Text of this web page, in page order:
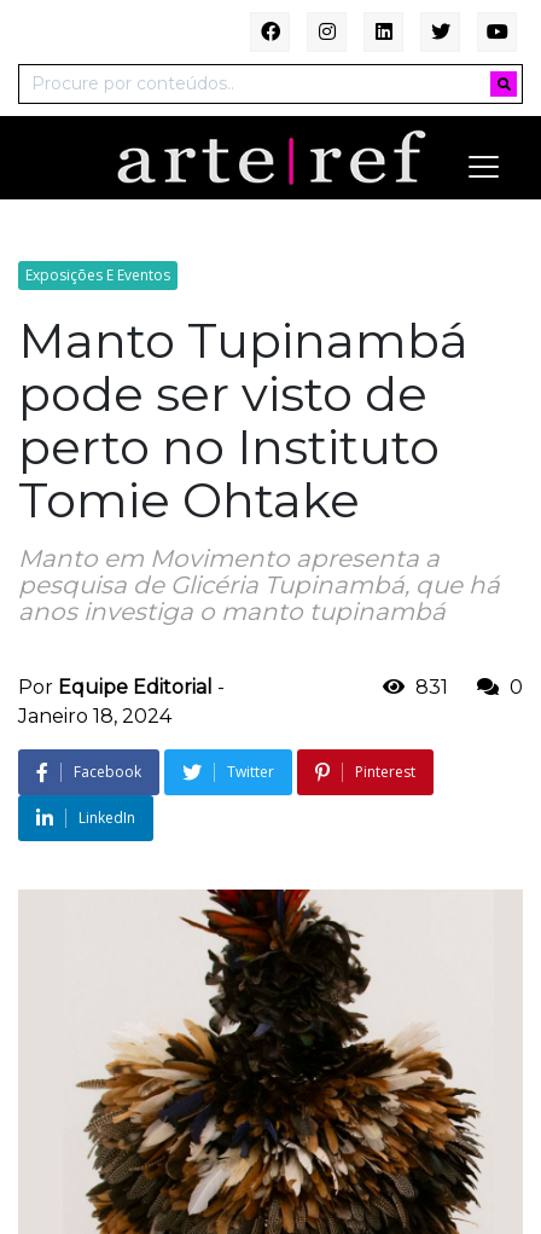
Exposições E Eventos
Manto Tupinambá
pode ser visto de
perto no Instituto
Tomie Ohtake
Manto em Movimento apresenta a
pesquisa de Glicéria Tupinambá, que há
anos investiga o manto tupinambá
Por Equipe Editorial -
Janeiro 18, 2024
831 0
Facebook Twitter Pinterest
LinkedIn